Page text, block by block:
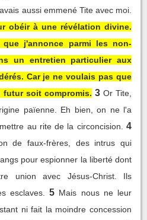
aussi emmené Tite avec moi.
obéir à une révélation divine.
j'annonce parmi les non-
un entretien particulier aux
Car je ne voulais pas que
soit compromis. 3 Or Tite,
païenne. Eh bien, on ne l'a
au rite de la circoncision.
4
de faux-frères, des intrus qui
pour espionner la liberté dont
union avec Jésus-Christ. Ils
esclaves.
5 Mais nous ne leur
ni fait la moindre concession